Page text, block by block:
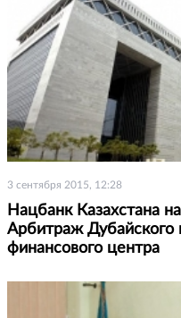
3 сентября 2015, 12:28
Нацбанк Казахстана
Арбитраж Дубайского
финансового центра